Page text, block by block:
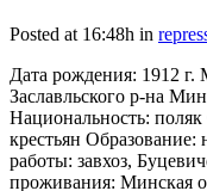
Posted at 16:48h in
Дата рождения: 1912 г.
Заславльского р-на
Национальность:
крестьян Образование:
работы: завхоз,
проживания: Минская